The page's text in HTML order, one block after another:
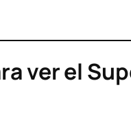
ver el